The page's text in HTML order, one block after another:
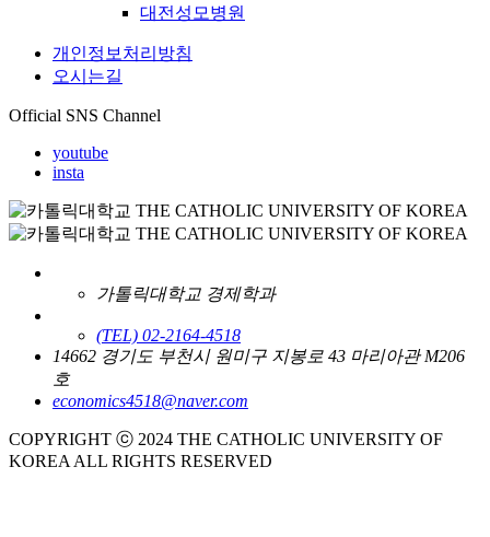
대전성모병원
개인정보처리방침
오시는길
Official SNS Channel
youtube
insta
가톨릭대학교 경제학과
(TEL) 02-2164-4518
14662 경기도 부천시 원미구 지봉로 43 마리아관 M206
호
economics4518@naver.com
COPYRIGHT ⓒ 2024 THE CATHOLIC UNIVERSITY OF
KOREA ALL RIGHTS RESERVED